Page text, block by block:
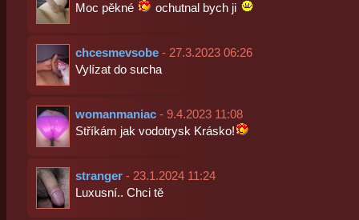
Moc pěkné
ochutnal bych ji
chcesmevsobe- 27.3.2023 06:26
Vylízat do sucha
womanmaniac- 9.4.2023 11:08
Stříkám jak vodotrysk Krásko!
stranger- 23.1.2024 11:24
Luxusní.. Chci tě